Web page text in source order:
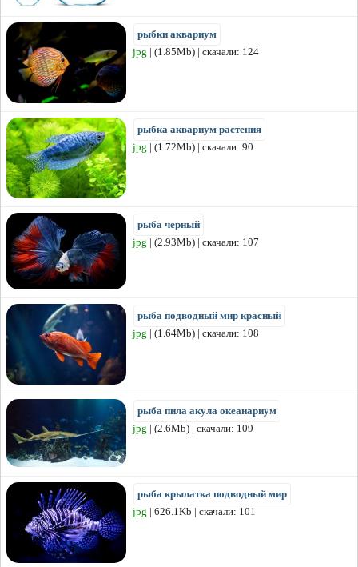
рыбки аквариум
jpg | (1.85Mb) | скачали: 124
рыбка аквариум растения
jpg | (1.72Mb) | скачали: 90
рыба черный
jpg | (2.93Mb) | скачали: 107
рыба подводный мир красный
jpg | (1.64Mb) | скачали: 108
рыба пила акула океанариум
jpg | (2.6Mb) | скачали: 109
рыба крылатка подводный мир
jpg | 626.1Kb | скачали: 101